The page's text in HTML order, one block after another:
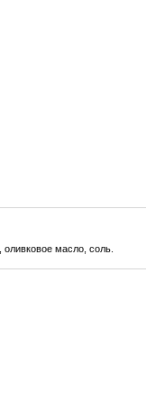
масло, соль.